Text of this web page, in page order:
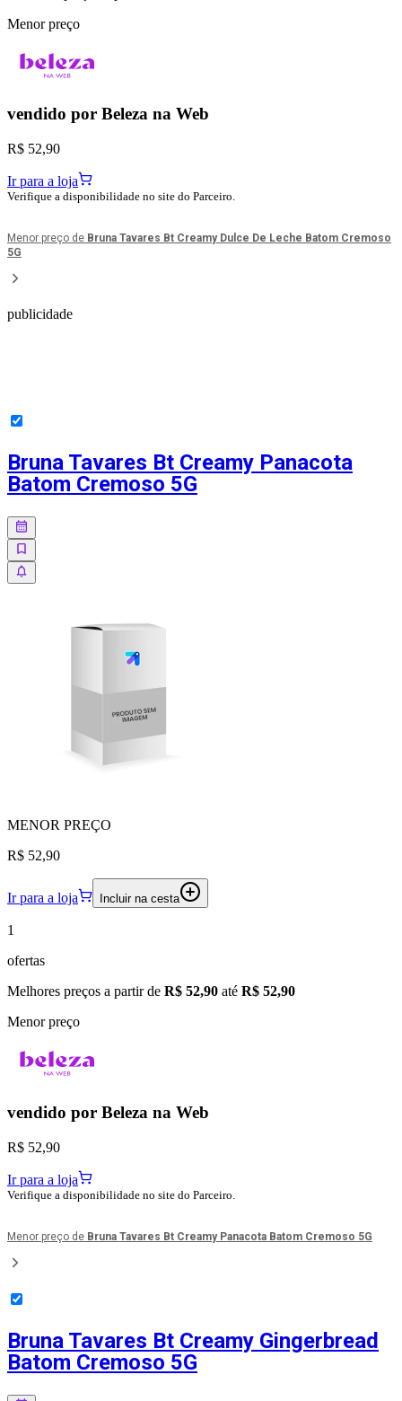
Menor preço
vendido por Beleza na Web
R$ 52,90
Ir para a loja
Verifique a disponibilidade no site do Parceiro.
Menor preço de Bruna Tavares Bt Creamy Dulce De Leche Batom Cremoso
5G
publicidade
Bruna Tavares Bt Creamy Panacota
Batom Cremoso 5G
MENOR PREÇO
R$ 52,90
Ir para a loja Incluir na cesta
1
ofertas
Melhores preços a partir de R$ 52,90 até R$ 52,90
Menor preço
vendido por Beleza na Web
R$ 52,90
Ir para a loja
Verifique a disponibilidade no site do Parceiro.
Menor preço de Bruna Tavares Bt Creamy Panacota Batom Cremoso 5G
Bruna Tavares Bt Creamy Gingerbread
Batom Cremoso 5G